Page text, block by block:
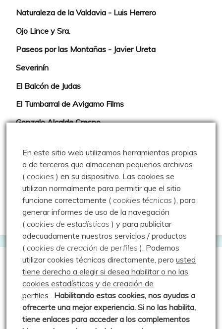
Naturaleza de la Valdavia - Luis Herrero
Ojo Lince y Sra.
Paseos por las Montañas - Javier Ureta
Severinín
El Balcón de Judas
El Tumbarral de Avigamo Films
Gonzalo Alcalde Crespo
Montaña en libertad
Rutas y excursiones con niños
Valdeolea. Río Camesa, la vía azul
Aprendiz de sueños
Guías de Montaña
Manu - Entre Valles y Cumbre
Luis Crespo Fernández
En este sitio web utilizamos herramientas propias
o de terceros que almacenan pequeños archivos
(cookies ) en su dispositivo. Las cookies se
utilizan normalmente para permitir que el sitio
funcione correctamente (cookies técnicas ), para
generar informes de uso de la navegación
(cookies de estadísticas ) y para publicitar
adecuadamente nuestros servicios / productos
(cookies de creación de perfiles ). Podemos
utilizar cookies técnicas directamente, perousted
tiene derecho a elegir si desea habilitar o no las
cookies estadísticas y de creación de
perfiles . Habilitando estas cookies, nos ayudas a
ofrecerte una mejor experiencia. Si no las habilita,
tiene enlaces para acceder a los complementos